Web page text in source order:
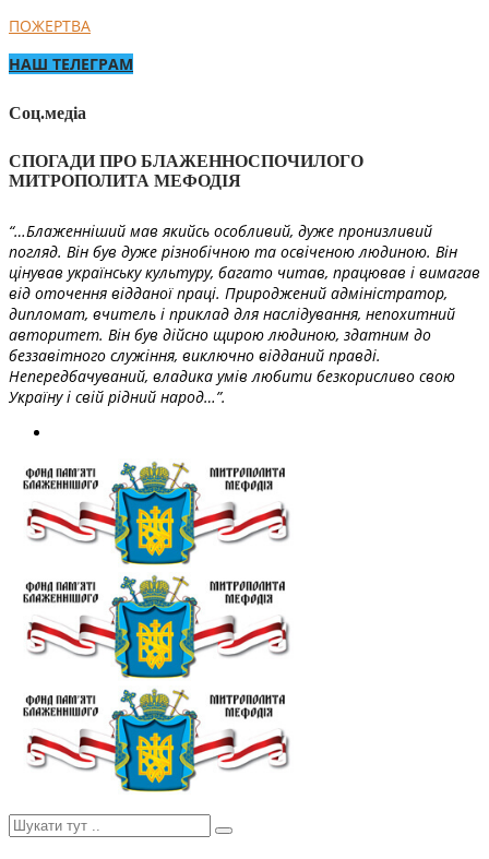
ПОЖЕРТВА
НАШ ТЕЛЕГРАМ
Соц.медіа
СПОГАДИ ПРО БЛАЖЕННОСПОЧИЛОГО
МИТРОПОЛИТА МЕФОДІЯ
“…Блаженніший мав якийсь особливий, дуже пронизливий
погляд. Він був дуже різнобічною та освіченою людиною. Він
цінував українську культуру, багато читав, працював і вимагав
від оточення відданої праці. Природжений адміністратор,
дипломат, вчитель і приклад для наслідування, непохитний
авторитет. Він був дійсно щирою людиною, здатним до
беззавітного служіння, виключно відданий правді.
Непередбачуваний, владика умів любити безкорисливо свою
Україну і свій рідний народ…”.